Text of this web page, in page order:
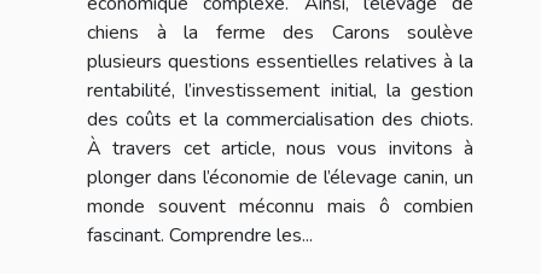
chiens à la ferme des Carons soulève
plusieurs questions essentielles relatives à la
rentabilité, l’investissement initial, la gestion
des coûts et la commercialisation des chiots.
À travers cet article, nous vous invitons à
plonger dans l’économie de l’élevage canin, un
monde souvent méconnu mais ô combien
fascinant. Comprendre les...